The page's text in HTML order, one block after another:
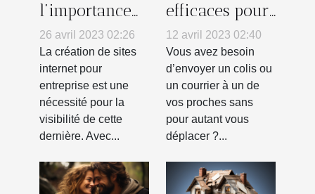
l’importance
d’un site
internet
vitrine pour
son entreprise
?
26 avril 2023 02:26
La création de sites
internet pour
entreprise est une
nécessité pour la
visibilité de cette
dernière. Avec...
efficaces pour
envoyer un
colis par la
poste en
France
12 avril 2023 02:40
Vous avez besoin
d’envoyer un colis ou
un courrier à un de
vos proches sans
pour autant vous
déplacer ?...